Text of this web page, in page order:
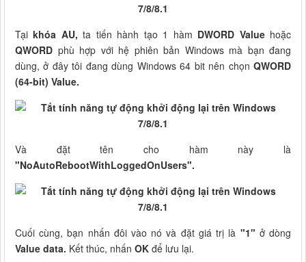
Tạikhóa AU, ta tiến hành tạo 1 hàm DWORD Valuehoặc
QWORD phù hợp với hệ phiên bản Windows mà bạn đang
dùng, ở đây tôi đang dùng Windows 64 bit nên chọn QWORD
(64-bit) Value.
Và đặt tên cho hàm này là
"NoAutoRebootWithLoggedOnUsers".
Cuối cùng, bạn nhấn đôi vào nó và đặt giá trị là "1" ở dòng
Value data. Kết thúc, nhấn OK để lưu lại.